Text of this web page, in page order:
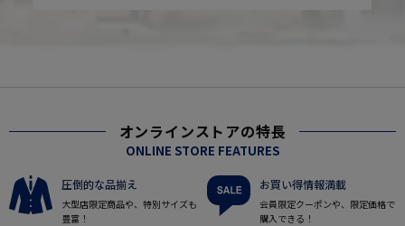
オンラインストアの特長
ONLINE STORE FEATURES
圧倒的な品揃え
大型店限定商品や、特別サイズも
豊富！
お買い得情報満載
会員限定クーポンや、限定価格で
購入できる！